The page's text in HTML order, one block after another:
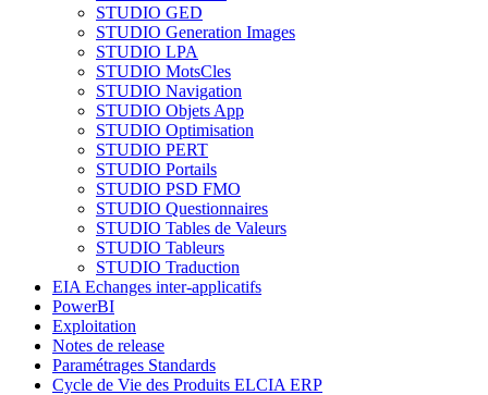
STUDIO GED
STUDIO Generation Images
STUDIO LPA
STUDIO MotsCles
STUDIO Navigation
STUDIO Objets App
STUDIO Optimisation
STUDIO PERT
STUDIO Portails
STUDIO PSD FMO
STUDIO Questionnaires
STUDIO Tables de Valeurs
STUDIO Tableurs
STUDIO Traduction
EIA Echanges inter-applicatifs
PowerBI
Exploitation
Notes de release
Paramétrages Standards
Cycle de Vie des Produits ELCIA ERP